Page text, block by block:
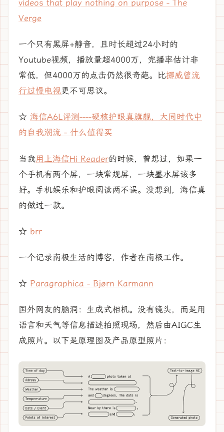
videos that play nothing on purpose - The
Verge
一个只有黑屏+静音，且时长超过24小时的
Youtube视频，播放量超4000万，完播率估计非
常低，但4000万的点击仍然很奇葩。比挪威曾流
行过慢电视更不可思议。
☆ 海信A6L评测----硬核护眼真旗舰，大同时代中
的自我潮流 - 什么值得买
当我用上海信Hi Reader的时候，曾想过，如果一
个手机有两个屏，一块常规屏，一块墨水屏该多
好。手机娱乐和护眼阅读两不误。没想到，海信真
的做过一款。
☆ brr
一个记录南极生活的博客，作者在南极工作。
☆ Paragraphica - Bjørn Karmann
国外网友的脑洞：生成式相机。没有镜头，而是用
语言和天气等信息描述拍照现场，然后由AIGC生
成照片。以下是原理图及产品原型照片：